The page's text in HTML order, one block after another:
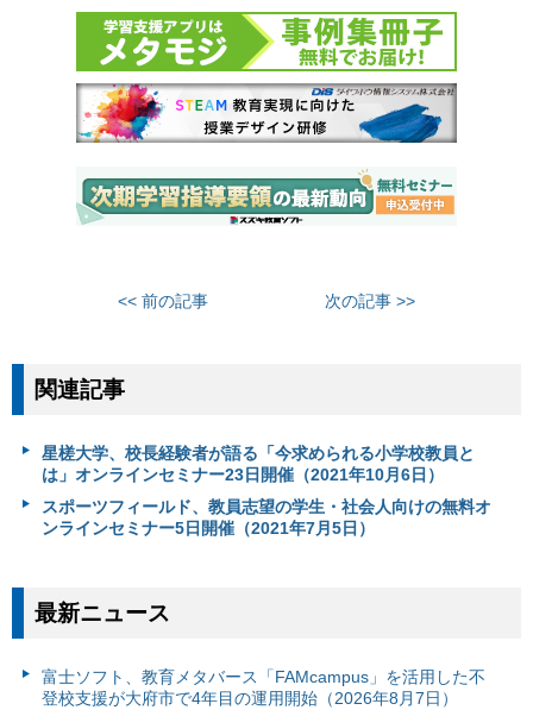
<< 前の記事 次の記事 >>
関連記事
星槎大学、校長経験者が語る「今求められる小学校教員と
は」オンラインセミナー23日開催（2021年10月6日）
スポーツフィールド、教員志望の学生・社会人向けの無料オ
ンラインセミナー5日開催（2021年7月5日）
最新ニュース
富⼠ソフト、教育メタバース「FAMcampus」を活用した不
登校支援が大府市で4年目の運用開始（2026年8月7日）